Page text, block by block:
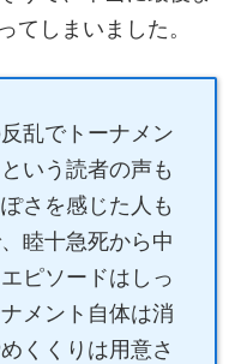
てしまいました。
乱でトーナメン
いう読者の声も
さを感じた人も
睦十急死から中
ピソードはしっ
メント自体は消
くくりは用意さ